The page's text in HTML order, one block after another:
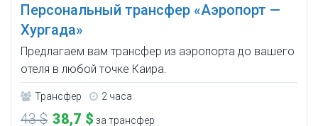
Персональный трансфер «Аэропорт —
Хургада»
Предлагаем вам трансфер из аэропорта до вашего
отеля в любой точке Каирa.
Трансфер 2 часа
43 $ 38,7 $ за трансфер